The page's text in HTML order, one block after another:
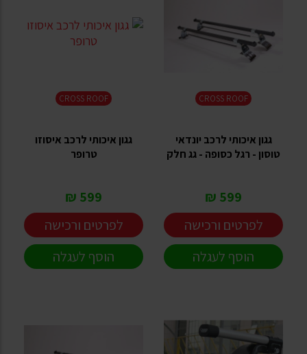
CROSS ROOF
גגון איכותי לרכב יונדאי
טוסון - רגל כסופה - גג חלק
599 ₪
לפרטים ורכישה
הוסף לעגלה
CROSS ROOF
גגון איכותי לרכב איסוזו
טרופר
599 ₪
לפרטים ורכישה
הוסף לעגלה